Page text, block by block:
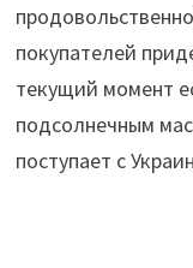
покупателей
текущий момент
подсолнечным
поступает с